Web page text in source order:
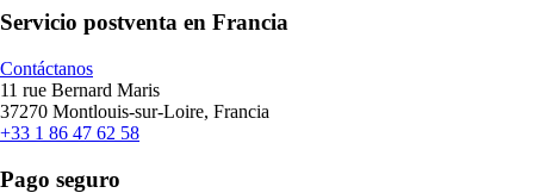
Servicio postventa en Francia
Contáctanos
11 rue Bernard Maris
37270 Montlouis-sur-Loire, Francia
+33 1 86 47 62 58
Pago seguro